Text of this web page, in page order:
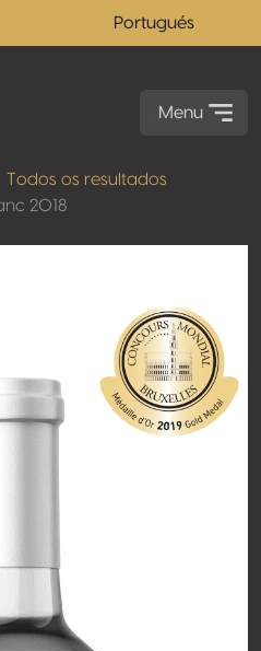
Portugués
Menu
Todos os resultados
2018